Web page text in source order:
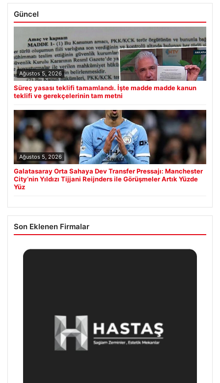
Güncel
Ağustos 5, 2026
Süreç yasası teklifi tamamlandı. İşte madde madde kanun
teklifi ve gerekçelerinin tam metni
Ağustos 5, 2026
Galatasaray Orta Sahaya Dev Transfer Pressajı: Manchester
City’nin Yıldızı Tijjani Reijnders ile Görüşmeler Artık Yüzde
Yüz
Son Eklenen Firmalar